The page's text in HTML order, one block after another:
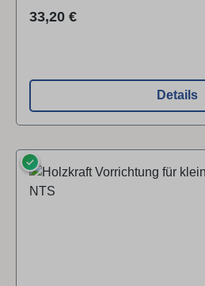
Deutschlandinfo@stuermer-
Regulärer Preis:
33,20 €
Details
✓